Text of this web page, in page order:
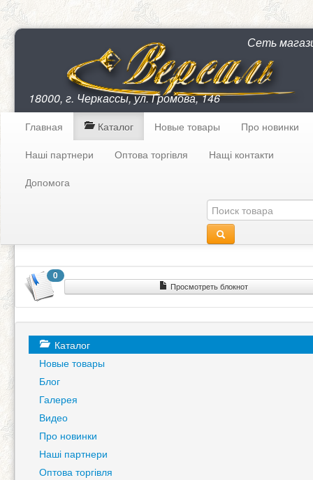
Сеть
18000, г. Черкассы, ул. Громова, 146
Главная Каталог Новые товары
Про новинки
Наші партнери
Оптова торгівля
Нащі контакти
Допомога
0
Просмотреть блокнот
Каталог
Новые товары
Блог
Галерея
Видео
Про новинки
Наші партнери
Оптова торгівля